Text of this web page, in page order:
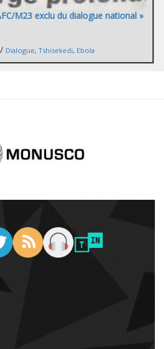
M23 exclu du dialogue national »
/ Dialogue, Tshisekedi, Ebola